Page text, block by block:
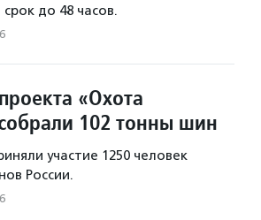
до 48 часов.
«Охота
102 тонны шин
участие 1250 человек
России.